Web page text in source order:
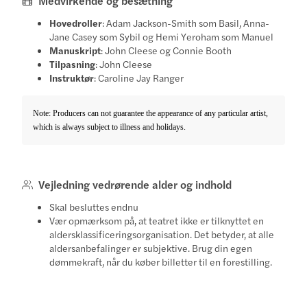
Hovedroller: Adam Jackson-Smith som Basil, Anna-
Jane Casey som Sybil og Hemi Yeroham som Manuel
Manuskript: John Cleese og Connie Booth
Tilpasning: John Cleese
Instruktør: Caroline Jay Ranger
Note: Producers can not guarantee the appearance of any particular artist,
which is always subject to illness and holidays.
Vejledning vedrørende alder og indhold
Skal besluttes endnu
Vær opmærksom på, at teatret ikke er tilknyttet en
aldersklassificeringsorganisation. Det betyder, at alle
aldersanbefalinger er subjektive. Brug din egen
dømmekraft, når du køber billetter til en forestilling.